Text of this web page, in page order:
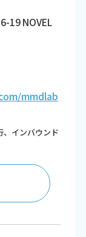
19 NOVEL
mmdlab
、インバウンド